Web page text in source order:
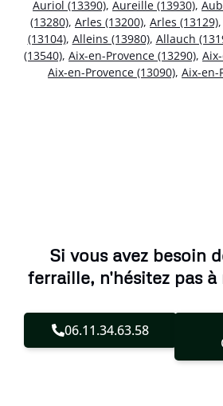
Auriol (13390), Aureille (13930),
(13280), Arles (13200), Arles (13129),
(13104), Alleins (13980), Allauch
(13540), Aix-en-Provence (13290),
Aix-en-Provence (13090), Aix-en-
Si vous avez besoin
ferraille, n'hésitez pas à
06.11.34.63.58